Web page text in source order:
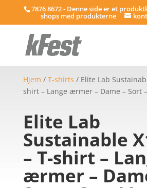
7876 8672 - Denne side er et
shops med produkterne
Hjem / T-shirts / Elite Lab
shirt – Lange ærmer – Dame – Sort
Elite Lab
Sustainable
– T-shirt –
ærmer –